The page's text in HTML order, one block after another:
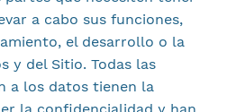
a cabo sus funciones,
el desarrollo o la
y del Sitio. Todas las
a los datos tienen la